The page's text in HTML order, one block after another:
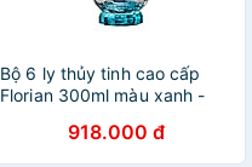
Bộ 6 ly thủy tinh cao cấp
Florian 300ml màu xanh -
918.000 đ